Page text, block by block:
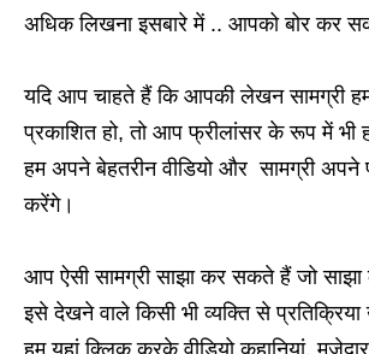
अधिक लिखना इसबारे में .. आपको बोर कर
यदि आप चाहते हैं कि आपकी लेखन सामग्री
प्रकाशित हो, तो आप फ्रीलांसर के रूप में
हम अपने बेहतरीन वीडियो और सामग्री अपने
करेंगे।
आप ऐसी सामग्री साझा कर सकते हैं जो
इसे देखने वाले किसी भी व्यक्ति से प्रतिक्रिया
हम यहां क्लिक करके वीडियो कहानियां,